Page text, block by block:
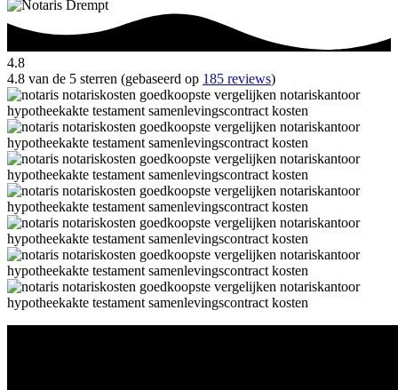
4.8
4.8 van de 5 sterren (gebaseerd op 185 reviews)